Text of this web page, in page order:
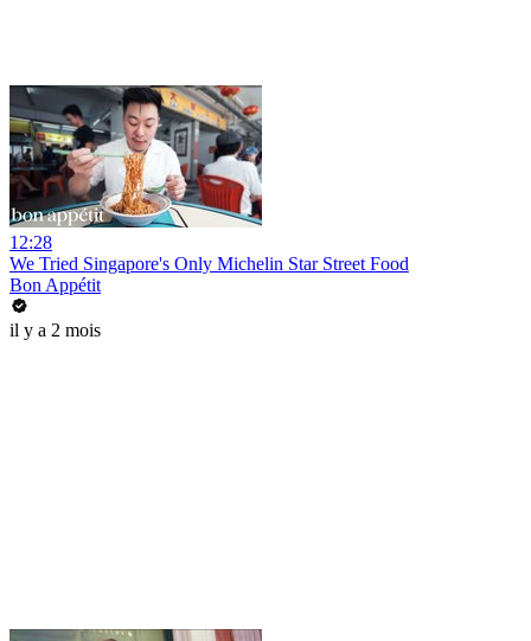
12:28
We Tried Singapore's Only Michelin Star Street Food
Bon Appétit
il y a 2 mois